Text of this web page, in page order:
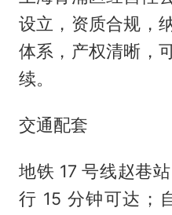
设立，资质合规，
体系，产权清晰，
续。
交通配套
地铁 17 号线赵巷
行 15 分钟可达；